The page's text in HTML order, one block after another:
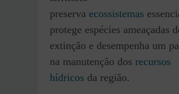
preserva ecossistemas
protege espécies ameaçadas
extinção e desempenha um
na manutenção dos recursos
hídricos da região.